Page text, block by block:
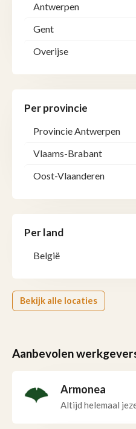
Antwerpen
Gent
Overijse
Per provincie
Provincie Antwerpen
Vlaams-Brabant
Oost-Vlaanderen
Per land
België
Bekijk alle locaties
Aanbevolen
Armonea
Altijd helemaal